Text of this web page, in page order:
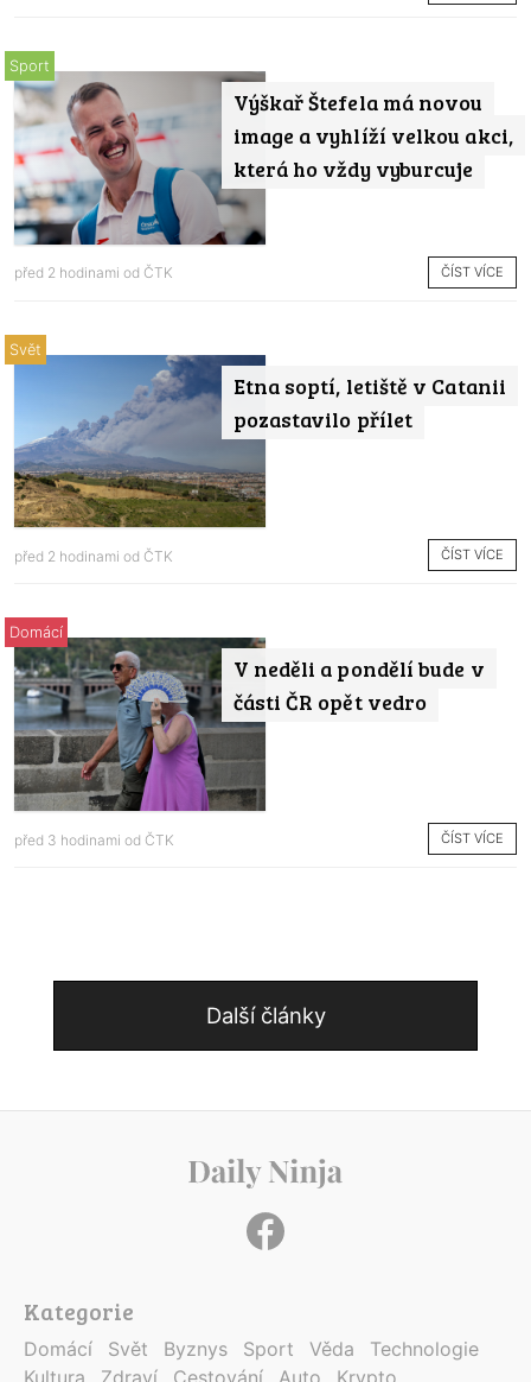
Výškař Štefela má novou
image a vyhlíží velkou akci,
která ho vždy vyburcuje
Sport
před 2 hodinami od ČTK ČÍST VÍCE
Etna soptí, letiště v Catanii
pozastavilo přílet
Svět
před 2 hodinami od ČTK ČÍST VÍCE
V neděli a pondělí bude v
části ČR opět vedro
Domácí
před 3 hodinami od ČTK ČÍST VÍCE
Další články
Kategorie
Domácí Svět Byznys Sport Věda
Technologie